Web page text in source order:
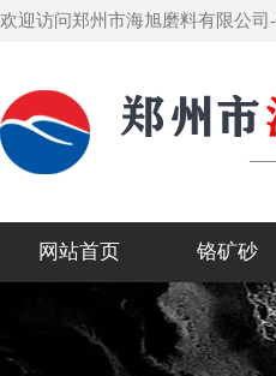
欢迎访问郑州市海旭磨料有限公司
网站首页 铬矿砂